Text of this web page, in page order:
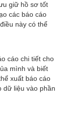
giữ hồ sơ tốt
các báo cáo
này có thể
cáo chi tiết cho
mình và biết
xuất báo cáo
dữ liệu vào phần